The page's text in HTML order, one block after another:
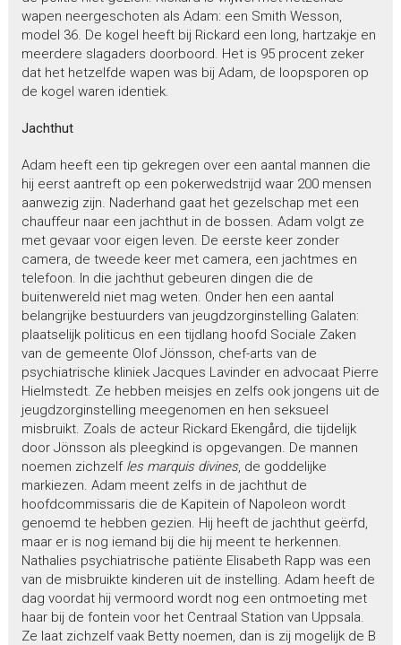
wapen neergeschoten als Adam: een Smith Wesson,
model 36. De kogel heeft bij Rickard een long, hartzakje en
meerdere slagaders doorboord. Het is 95 procent zeker
dat het hetzelfde wapen was bij Adam, de loopsporen op
de kogel waren identiek.
Jachthut
Adam heeft een tip gekregen over een aantal mannen die
hij eerst aantreft op een pokerwedstrijd waar 200 mensen
aanwezig zijn. Naderhand gaat het gezelschap met een
chauffeur naar een jachthut in de bossen. Adam volgt ze
met gevaar voor eigen leven. De eerste keer zonder
camera, de tweede keer met camera, een jachtmes en
telefoon. In die jachthut gebeuren dingen die de
buitenwereld niet mag weten. Onder hen een aantal
belangrijke bestuurders van jeugdzorginstelling Galaten:
plaatselijk politicus en een tijdlang hoofd Sociale Zaken
van de gemeente Olof Jönsson, chef-arts van de
psychiatrische kliniek Jacques Lavinder en advocaat Pierre
Hielmstedt. Ze hebben meisjes en zelfs ook jongens uit de
jeugdzorginstelling meegenomen en hen seksueel
misbruikt. Zoals de acteur Rickard Ekengård, die tijdelijk
door Jönsson als pleegkind is opgevangen. De mannen
noemen zichzelf les marquis divines, de goddelijke
markiezen. Adam meent zelfs in de jachthut de
hoofdcommissaris die de Kapitein of Napoleon wordt
genoemd te hebben gezien. Hij heeft de jachthut geërfd,
maar er is nog iemand bij die hij meent te herkennen.
Nathalies psychiatrische patiënte Elisabeth Rapp was een
van de misbruikte kinderen uit de instelling. Adam heeft de
dag voordat hij vermoord wordt nog een ontmoeting met
haar bij de fontein voor het Centraal Station van Uppsala.
Ze laat zichzelf vaak Betty noemen, dan is zij mogelijk de B